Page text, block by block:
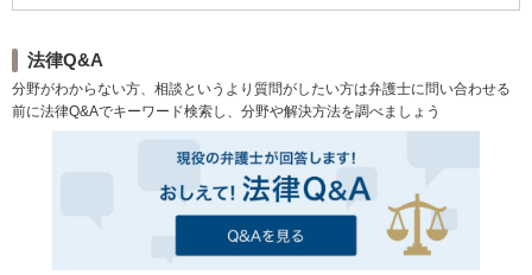
法律Q&A
分野がわからない方、相談というより質問がしたい方は弁護士に問い合わせる
前に法律Q&Aでキーワード検索し、分野や解決方法を調べましょう